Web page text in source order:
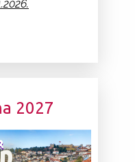
2027